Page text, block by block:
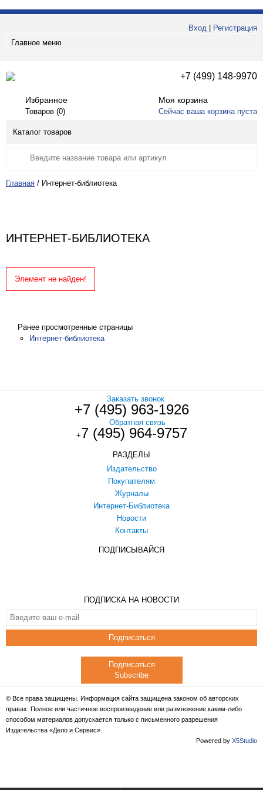
Вход
Регистрация
Главное меню
+7 (499) 148-9970
Избранное
Товаров (0)
Моя корзина
Сейчас ваша корзина пуста
Каталог товаров
Главная / Интернет-библиотека
ИНТЕРНЕТ-БИБЛИОТЕКА
Элемент не найден!
Ранее просмотренные страницы
Интернет-библиотека
Заказать звонок
+7 (495) 963-1926
Обратная связь
+7 (495) 964-9757
РАЗДЕЛЫ
Издательство
Покупателям
Журналы
Интернет-Библиотека
Новости
Контакты
ПОДПИСЫВАЙСЯ
ПОДПИСКА НА НОВОСТИ
Подписаться
Подписаться
Subscribe
© Все права защищены. Информация сайта защищена законом об авторских
правах. Полное или частичное воспроизведение или размножение каким-либо
способом материалов допускается только с письменного разрешения
Издательства «Дело и Сервис».
Powered by X5Studio